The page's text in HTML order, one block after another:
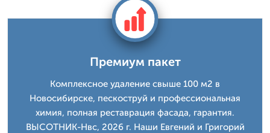
Премиум пакет
Комплексное удаление свыше 100 м2 в
Новосибирске, пескоструй и профессиональная
химия, полная реставрация фасада, гарантия.
ВЫСОТНИК-Нвс, 2026 г. Наши Евгений и Григорий